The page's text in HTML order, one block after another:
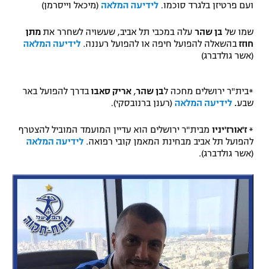
הצטרפות לחבילת הערוצים
תגיות
המגזין
ועם פרטיזן בלגרד סוכמו. לידיעה המלאה (מיכאל וייסרמן)
שמו של בן שהר עלה במכבי תל אביב, שעשויה לשחרר אתמתן
חוזזבהשאלה להפועל חיפה או להפועל רעננה. לידיעה המלאה
(אשר גולדברג)
*בית"ר ירושלים מחכה לבן שהר, אריק סאבובדרך להפועל באר
שבע. לידיעה המלאה (רענן ברנובסקי).
* ז'אורז'יניו מבית"ר ירושלים הוא עדיין המועמד המוביל להצטרף
להפועל תל אביב מבחינת המאמן קובי רפואה. לידיעה המלאה
(אשר גולדברג).